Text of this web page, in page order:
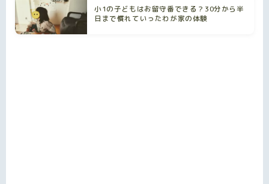
小1の子どもはお留守番できる？30分から半
日まで慣れていったわが家の体験